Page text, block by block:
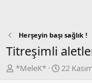
Herşeyin başı sağlık !
Titreşimli
K
*MeleK*
B
22